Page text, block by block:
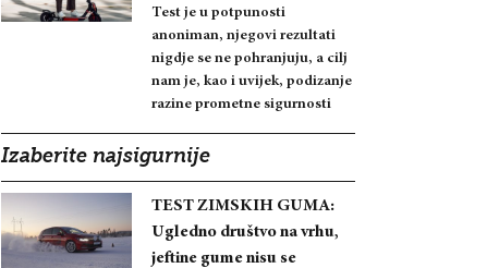
Test je u potpunosti
anoniman, njegovi rezultati
nigdje se ne pohranjuju, a cilj
nam je, kao i uvijek, podizanje
razine prometne sigurnosti
Izaberite najsigurnije
TEST ZIMSKIH GUMA:
Ugledno društvo na vrhu,
jeftine gume nisu se